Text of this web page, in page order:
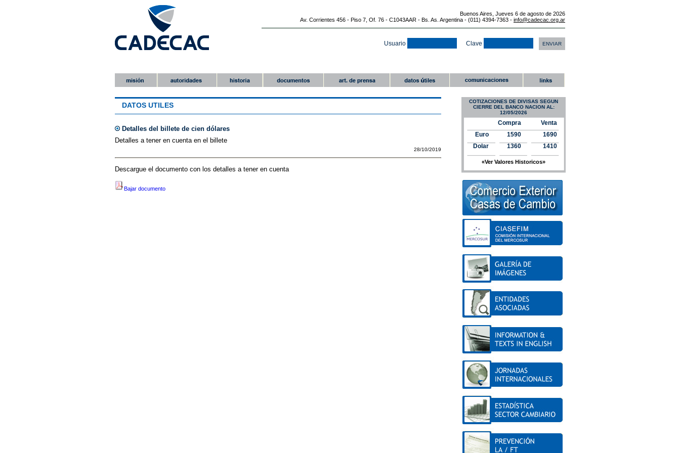
Buenos Aires, Jueves 6 de agosto de 2026
Av. Corrientes 456 - Piso 7, Of. 76 - C1043AAR - Bs. As. Argentina - (011) 4394-7363 - info@cadecac.org.ar
Usuario Clave
COTIZACIONES DE DIVISAS SEGUN
CIERRE DEL BANCO NACION AL:
12/05/2026
Compra
Venta
Euro
1590
1690
Dolar
1360 1410
«Ver Valores Historicos»
DATOS UTILES
Detalles del billete de cien dólares
Detalles a tener en cuenta en el billete
28/10/2019
Descargue el documento con los detalles a tener en cuenta
Bajar documento